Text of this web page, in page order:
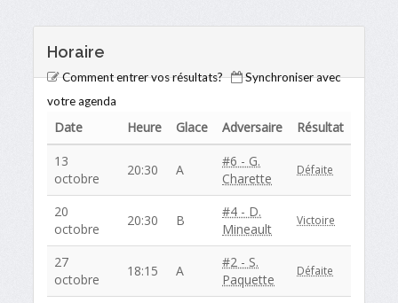
Horaire
Comment entrer vos résultats?
Synchroniser avec
votre agenda
Date Heure Glace Adversaire
Résultat
13
octobre
20:30 A
#6 - G.
Charette
Défaite
20
octobre
20:30 B
#4 - D.
Mineault
Victoire
27
octobre
18:15 A
#2 - S.
Paquette
Défaite